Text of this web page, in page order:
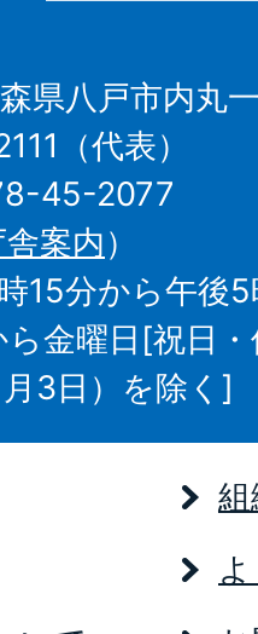
八戸市内丸一
（代表）
45-2077
案内）
15分から午後5
金曜日[祝日
月3日）を除く]